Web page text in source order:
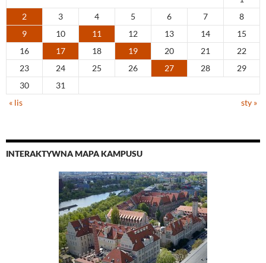
2
3 4 5 6 7
8
9
10 11 12 13 14
15
16
17 18 19 20 21
22
23
24 25 26 27 28
29
30
31
« lis
sty »
INTERAKTYWNA MAPA KAMPUSU